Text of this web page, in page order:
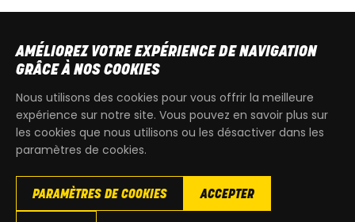
SAM9h00 - 13h30
T+32 64 700 970
AMÉLIOREZ VOTRE EXPÉRIENCE DE NAVIGATION
GRÂCE À NOS COOKIES
Nous utilisons des cookies pour vous offrir la meilleure
expérience sur notre site. Vous pouvez en savoir plus sur
les cookies que nous utilisons ou les désactiver dans les
paramètres de cookies.
PARAMÈTRES DE COOKIES ACCEPTER